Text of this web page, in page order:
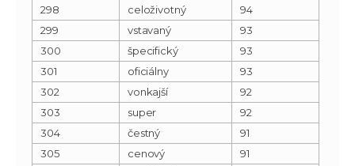
298 celoživotný
94
299
vstavaný
93
300
špecifický
93
301
oficiálny
93
302
vonkajší
92
303
super
92
304
čestný
91
305
cenový
91